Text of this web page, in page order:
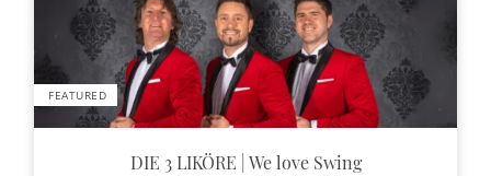
FEATURED
DIE 3 LIKÖRE | We love Swing